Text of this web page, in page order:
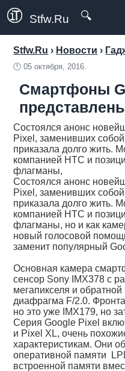
Stfw.Ru 🔍
Stfw.Ru › Новости ›
🕛05 октября, 2016.
Смартфоны
Состоялся анонс
Pixel, заменивших
приказала долго жить.
компанией HTC и
флагманы,
Состоялся анонс
Pixel, заменивших
приказала долго жить.
компанией HTC и
флагманы, но и как
новый голосовой
заменит популярный
Основная камера
сенсор Sony IMX378 с
мегапикселя и обратной
диафрагма F/2.0.
но это уже IMX179, но
Серия Google Pixel
и Pixel XL, очень
характеристикам. Они
оперативной памяти
встроенной памяти